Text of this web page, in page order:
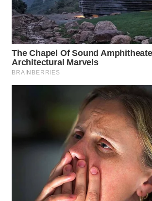
WN
NUSANTARA
WN
JOGJA
KALTENG